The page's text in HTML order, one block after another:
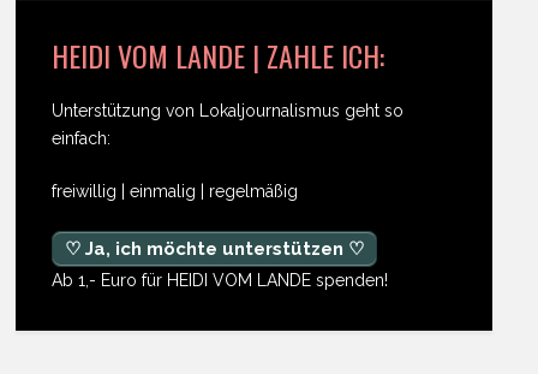
HEIDI VOM LANDE | ZAHLE ICH:
Unterstützung von Lokaljournalismus geht so
einfach:
freiwillig | einmalig | regelmäßig
♡ Ja, ich möchte unterstützen ♡
Ab 1,- Euro für HEIDI VOM LANDE spenden!